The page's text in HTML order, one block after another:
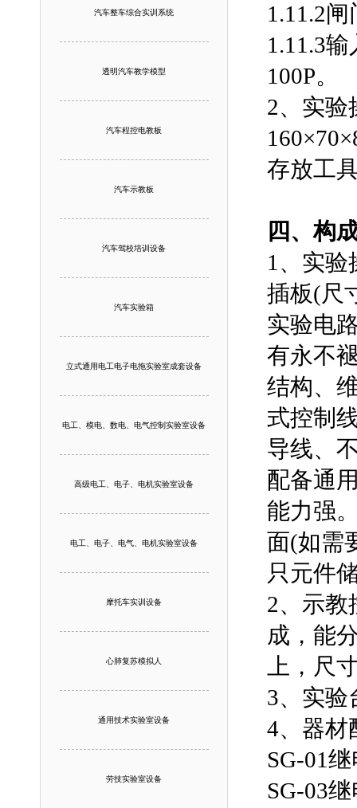
汽车整车综合实训系统
透明汽车教学模型
汽车程控电教板
汽车示教板
汽车驾校培训设备
汽车实验箱
立式通用电工电子电拖实验室成套设备
电工、模电、数电、电气控制实验室设备
高级电工、电子、电机实验室设备
电工、电子、电气、电机实验室设备
摩托车实训设备
心肺复苏模拟人
通用技术实验室设备
劳技实验室设备
1.11.2
1.11.3
100P。
2、实验
存放工
四、构
1、实验
插板(尺
实验电
有永不
结构、
式控制
导线、
配备通
能力强
面(如需
只元件
2、示教
成，能
上，尺
3、实验
4、器材
SG-01
SG-03